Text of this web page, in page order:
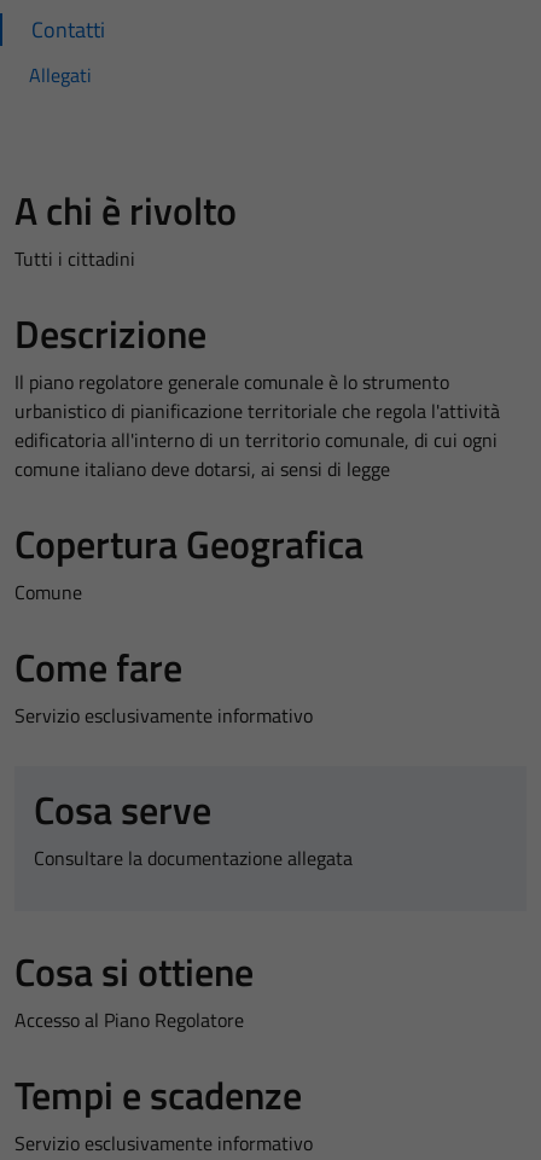
Contatti
Allegati
A chi è rivolto
Tutti i cittadini
Descrizione
Il piano regolatore generale comunale è lo strumento
urbanistico di pianificazione territoriale che regola l'attività
edificatoria all'interno di un territorio comunale, di cui ogni
comune italiano deve dotarsi, ai sensi di legge
Copertura Geografica
Comune
Come fare
Servizio esclusivamente informativo
Cosa serve
Consultare la documentazione allegata
Cosa si ottiene
Accesso al Piano Regolatore
Tempi e scadenze
Servizio esclusivamente informativo